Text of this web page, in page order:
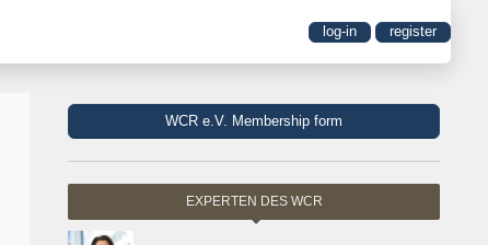
log-in register
WCR e.V. Membership form
EXPERTEN DES WCR